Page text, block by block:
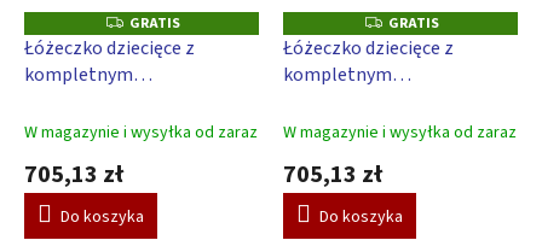
G
R
A
T
GRATIS
Łóżeczko dziecięce z
kompletnym
Toro 120 x 60 cm - różowy
W magazynie i wysyłka od zaraz
705,13 zł
Do koszyka
G
R
A
T
GRATIS
Łóżeczko dziecięce z
kompletnym
Toro 120 x 60 cm - szary
W magazynie i wysyłka od zaraz
705,13 zł
Do koszyka